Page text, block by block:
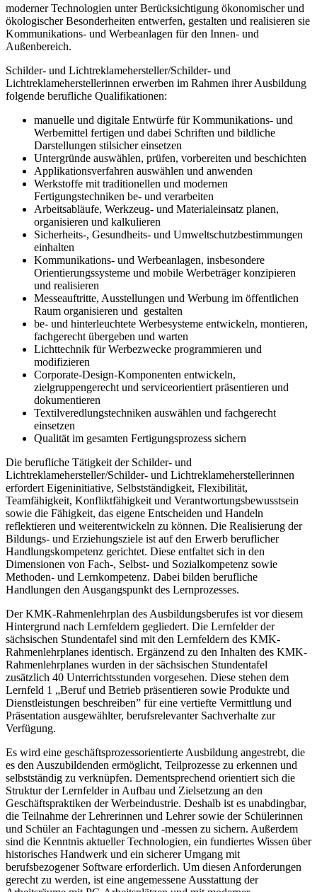
moderner Technologien unter Berücksichtigung ökonomischer und
ökologischer Besonderheiten entwerfen, gestalten und realisieren sie
Kommunikations- und Werbeanlagen für den Innen- und
Außenbereich.
Schilder- und Lichtreklamehersteller/Schilder- und
Lichtreklameherstellerinnen erwerben im Rahmen ihrer Ausbildung
folgende berufliche Qualifikationen:
manuelle und digitale Entwürfe für Kommunikations- und
Werbemittel fertigen und dabei Schriften und bildliche
Darstellungen stilsicher einsetzen
Untergründe auswählen, prüfen, vorbereiten und beschichten
Applikationsverfahren auswählen und anwenden
Werkstoffe mit traditionellen und modernen
Fertigungstechniken be- und verarbeiten
Arbeitsabläufe, Werkzeug- und Materialeinsatz planen,
organisieren und kalkulieren
Sicherheits-, Gesundheits- und Umweltschutzbestimmungen
einhalten
Kommunikations- und Werbeanlagen, insbesondere
Orientierungssysteme und mobile Werbeträger konzipieren
und realisieren
Messeauftritte, Ausstellungen und Werbung im öffentlichen
Raum organisieren und gestalten
be- und hinterleuchtete Werbesysteme entwickeln, montieren,
fachgerecht übergeben und warten
Lichttechnik für Werbezwecke programmieren und
modifizieren
Corporate-Design-Komponenten entwickeln,
zielgruppengerecht und serviceorientiert präsentieren und
dokumentieren
Textilveredlungstechniken auswählen und fachgerecht
einsetzen
Qualität im gesamten Fertigungsprozess sichern
Die berufliche Tätigkeit der Schilder- und
Lichtreklamehersteller/Schilder- und Lichtreklameherstellerinnen
erfordert Eigeninitiative, Selbstständigkeit, Flexibilität,
Teamfähigkeit, Konfliktfähigkeit und Verantwortungsbewusstsein
sowie die Fähigkeit, das eigene Entscheiden und Handeln
reflektieren und weiterentwickeln zu können. Die Realisierung der
Bildungs- und Erziehungsziele ist auf den Erwerb beruflicher
Handlungskompetenz gerichtet. Diese entfaltet sich in den
Dimensionen von Fach-, Selbst- und Sozialkompetenz sowie
Methoden- und Lernkompetenz. Dabei bilden berufliche
Handlungen den Ausgangspunkt des Lernprozesses.
Der KMK-Rahmenlehrplan des Ausbildungsberufes ist vor diesem
Hintergrund nach Lernfeldern gegliedert. Die Lernfelder der
sächsischen Stundentafel sind mit den Lernfeldern des KMK-
Rahmenlehrplanes identisch. Ergänzend zu den Inhalten des KMK-
Rahmenlehrplanes wurden in der sächsischen Stundentafel
zusätzlich 40 Unterrichtsstunden vorgesehen. Diese stehen dem
Lernfeld 1 „Beruf und Betrieb präsentieren sowie Produkte und
Dienstleistungen beschreiben” für eine vertiefte Vermittlung und
Präsentation ausgewählter, berufsrelevanter Sachverhalte zur
Verfügung.
Es wird eine geschäftsprozessorientierte Ausbildung angestrebt, die
es den Auszubildenden ermöglicht, Teilprozesse zu erkennen und
selbstständig zu verknüpfen. Dementsprechend orientiert sich die
Struktur der Lernfelder in Aufbau und Zielsetzung an den
Geschäftspraktiken der Werbeindustrie. Deshalb ist es unabdingbar,
die Teilnahme der Lehrerinnen und Lehrer sowie der Schülerinnen
und Schüler an Fachtagungen und -messen zu sichern. Außerdem
sind die Kenntnis aktueller Technologien, ein fundiertes Wissen über
historisches Handwerk und ein sicherer Umgang mit
berufsbezogener Software erforderlich. Um diesen Anforderungen
gerecht zu werden, ist eine angemessene Ausstattung der